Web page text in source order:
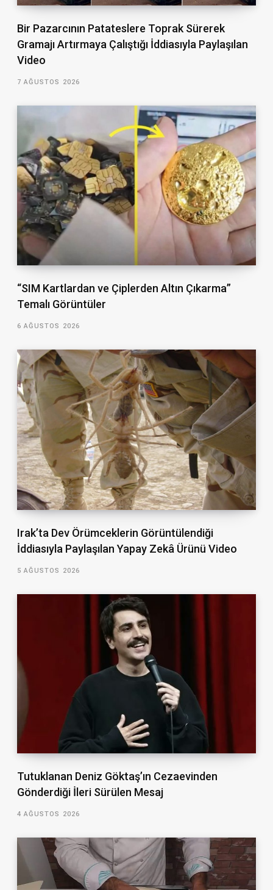
Bir Pazarcının Patateslere Toprak Sürerek
Gramajı Artırmaya Çalıştığı İddiasıyla Paylaşılan
Video
7 AĞUSTOS 2026
“SIM Kartlardan ve Çiplerden Altın Çıkarma”
Temalı Görüntüler
6 AĞUSTOS 2026
Irak’ta Dev Örümceklerin Görüntülendiği
İddiasıyla Paylaşılan Yapay Zekâ Ürünü Video
5 AĞUSTOS 2026
Tutuklanan Deniz Göktaş’ın Cezaevinden
Gönderdiği İleri Sürülen Mesaj
4 AĞUSTOS 2026